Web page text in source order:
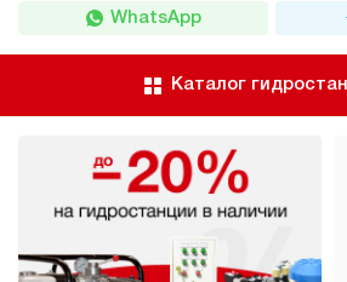
WhatsApp
Каталог